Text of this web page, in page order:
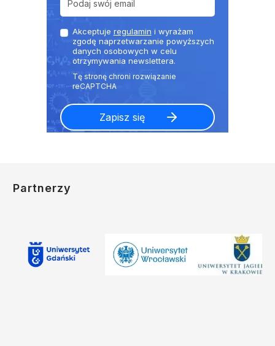
Akceptuje regulamin i wyrażam
zgodę naprzetwarzanie powyższych
danych osobowych w celu
otrzymywania newslettera.
Partnerzy